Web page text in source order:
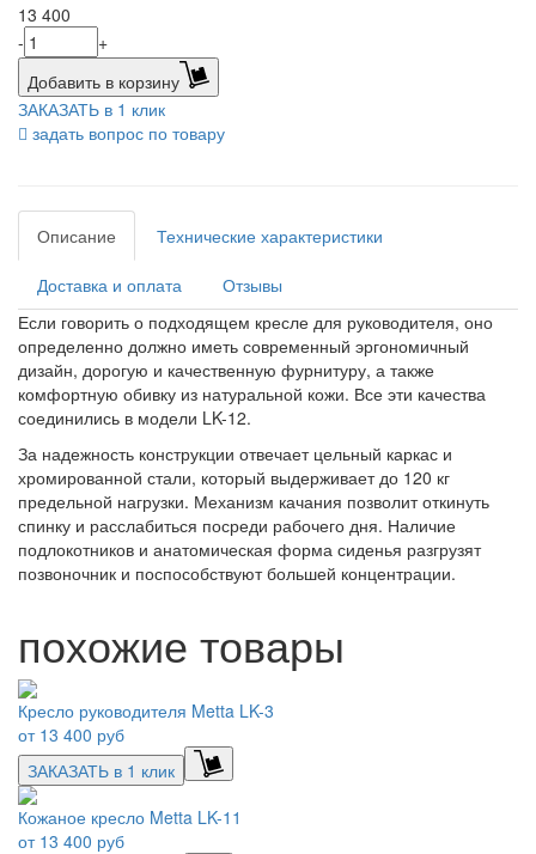
13 400
-
+
Добавить в корзину
ЗАКАЗАТЬ в 1 клик
задать вопрос по товару
Описание Технические характеристики
Доставка и оплата
Отзывы
Если говорить о подходящем кресле для руководителя, оно
определенно должно иметь современный эргономичный
дизайн, дорогую и качественную фурнитуру, а также
комфортную обивку из натуральной кожи. Все эти качества
соединились в модели LK-12.
За надежность конструкции отвечает цельный каркас и
хромированной стали, который выдерживает до 120 кг
предельной нагрузки. Механизм качания позволит откинуть
спинку и расслабиться посреди рабочего дня. Наличие
подлокотников и анатомическая форма сиденья разгрузят
позвоночник и поспособствуют большей концентрации.
похожие товары
Кресло руководителя Metta LK-3
от13 400 руб
ЗАКАЗАТЬ в 1 клик
Кожаное кресло Metta LK-11
от13 400 руб